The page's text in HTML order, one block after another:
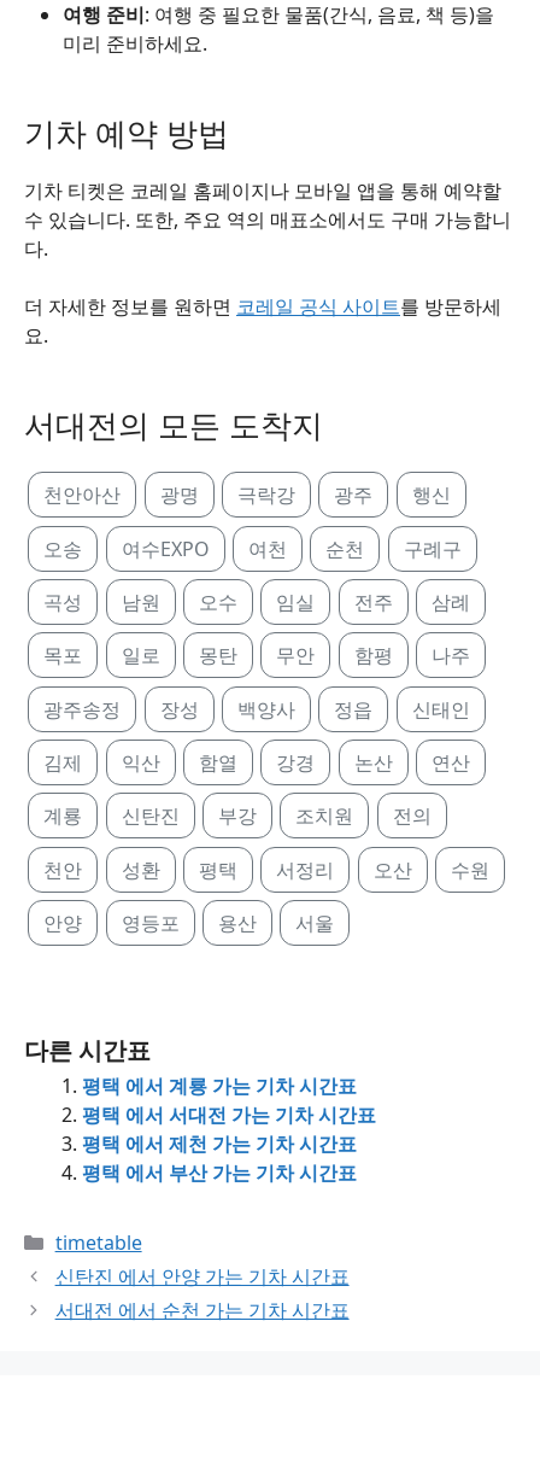
여행 준비: 여행 중 필요한 물품(간식, 음료, 책 등)을
미리 준비하세요.
기차 예약 방법
기차 티켓은 코레일 홈페이지나 모바일 앱을 통해 예약할
수 있습니다. 또한, 주요 역의 매표소에서도 구매 가능합니
다.
더 자세한 정보를 원하면 코레일 공식 사이트를 방문하세
요.
서대전의 모든 도착지
천안아산 광명 극락강 광주 행신
오송 여수EXPO 여천 순천 구례구
곡성 남원 오수 임실 전주 삼례
목포 일로 몽탄 무안 함평 나주
광주송정 장성 백양사 정읍 신태인
김제 익산 함열 강경 논산 연산
계룡 신탄진 부강 조치원 전의
천안 성환 평택 서정리 오산 수원
안양 영등포 용산 서울
다른 시간표
평택 에서 계룡 가는 기차 시간표
평택 에서 서대전 가는 기차 시간표
평택 에서 제천 가는 기차 시간표
평택 에서 부산 가는 기차 시간표
Categories
timetable
신탄진 에서 안양 가는 기차 시간표
서대전 에서 순천 가는 기차 시간표